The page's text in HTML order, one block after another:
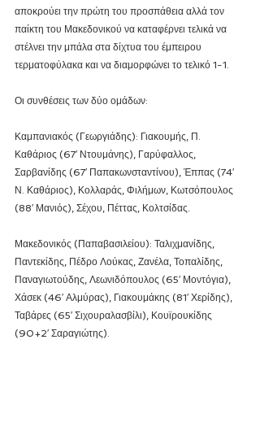
αποκρούει την πρώτη του προσπάθεια αλλά τον
παίκτη του Μακεδονικού να καταφέρνει τελικά να
στέλνει την μπάλα στα δίχτυα του έμπειρου
τερματοφύλακα και να διαμορφώνει το τελικό 1-1.
Οι συνθέσεις των δύο ομάδων:
Καμπανιακός (Γεωργιάδης): Γιακουμής, Π.
Καθάριος (67′ Ντουμάνης), Γαρύφαλλος,
Σαρβανίδης (67′ Παπακωνσταντίνου), Έππας (74′
Ν. Καθάριος), Κολλαράς, Φιλήμων, Κωτσόπουλος
(88′ Μανιός), Σέχου, Πέττας, Κολτσίδας.
Μακεδονικός (Παπαβασιλείου): Ταλιχμανίδης,
Παντεκίδης, Πέδρο Λούκας, Ζανέλα, Τοπαλίδης,
Παναγιωτούδης, Λεωνιδόπουλος (65′ Μοντόγια),
Χάσεκ (46′ Αλμύρας), Γιακουμάκης (81′ Χερίδης),
Ταβάρες (65′ Σιχουραλασβίλι), Κουϊρουκίδης
(90+2′ Σαραγιώτης).